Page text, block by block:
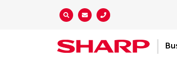
Zoeken...